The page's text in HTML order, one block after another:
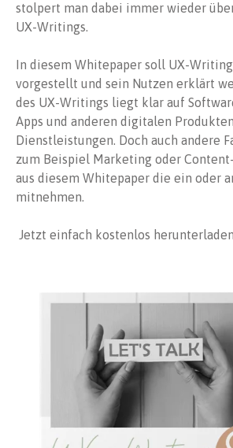
stolpert man dabei immer wieder
UX-Writings.
In diesem Whitepaper soll UX-
vorgestellt und sein Nutzen erklärt
des UX-Writings liegt klar auf
Apps und anderen digitalen
Dienstleistungen. Doch auch andere
zum Beispiel Marketing oder
aus diesem Whitepaper die ein oder
mitnehmen.
Jetzt einfach kostenlos